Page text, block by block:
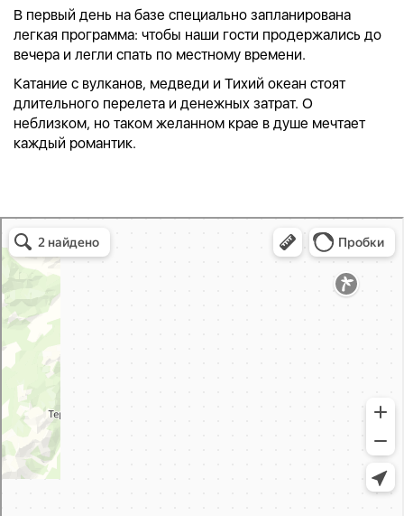
В первый день на базе специально запланирована
легкая программа: чтобы наши гости продержались до
вечера и легли спать по местному времени.
Катание с вулканов, медведи и Тихий океан стоят
длительного перелета и денежных затрат. О
неблизком, но таком желанном крае в душе мечтает
каждый романтик.
Камчатский край